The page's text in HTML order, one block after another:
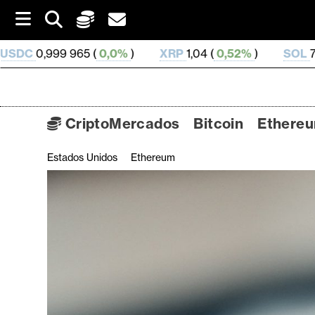
i
p
t
) XRP1,04 (0,52% SOL 75,43 (2,24%)
C
r
CriptoMercados Bitcoin
Estados Unidos Ethereum